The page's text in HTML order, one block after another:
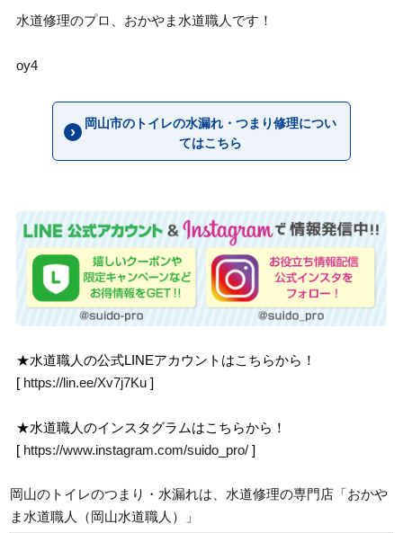
水道修理のプロ、おかやま水道職人です！
oy4
岡山市のトイレの水漏れ・つまり修理につい
てはこちら
★水道職人の公式LINEアカウントはこちらから！
[ https://lin.ee/Xv7j7Ku ]
★水道職人のインスタグラムはこちらから！
[ https://www.instagram.com/suido_pro/ ]
岡山のトイレのつまり・水漏れは、水道修理の専門店「おかや
ま水道職人（岡山水道職人）」